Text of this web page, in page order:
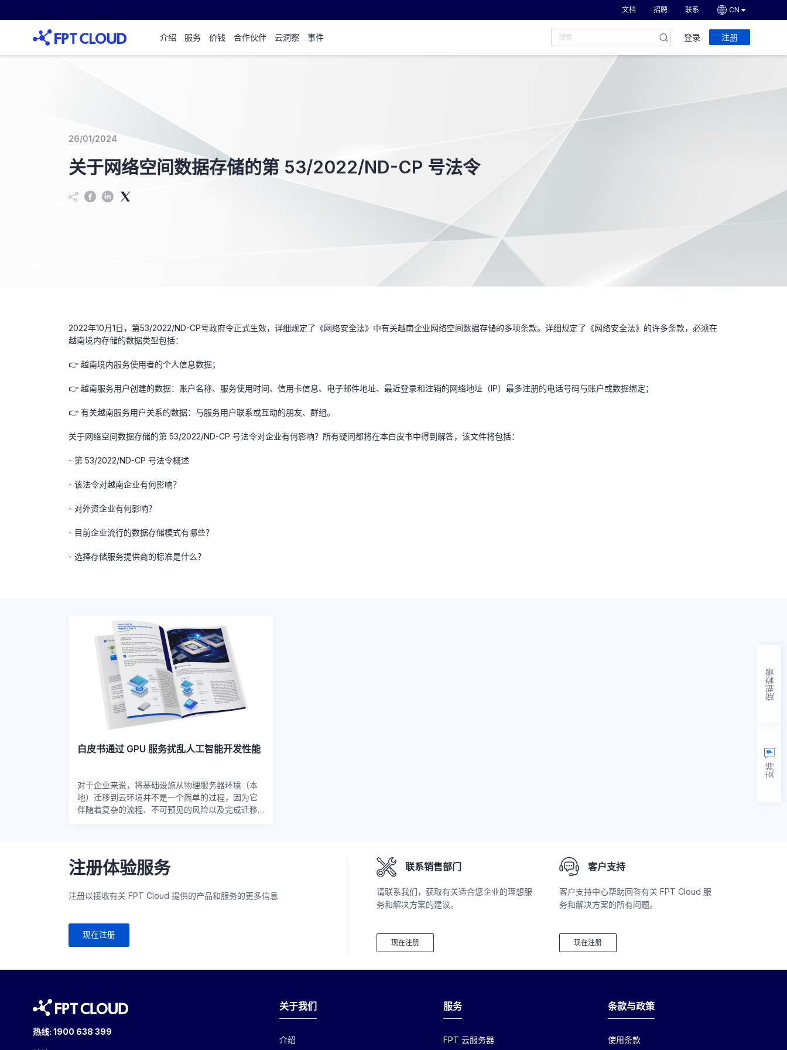
文档 招聘 联系 CN
介绍 服务 价钱 合作伙伴 云洞察 事件 登录 注册
26/01/2024
关于网络空间数据存储的第 53/2022/ND-CP 号法令
2022年10月1日，第53/2022/ND-CP号政府令正式生效，详细规定了《网络安全法》中有关越南企业网络空间数据存储的多项条款。详细规定了《网络安全法》的许多条款，必须在
越南境内存储的数据类型包括：
👉 越南境内服务使用者的个人信息数据；
👉 越南服务用户创建的数据：账户名称、服务使用时间、信用卡信息、电子邮件地址、最近登录和注销的网络地址（IP）最多注册的电话号码与账户或数据绑定；
👉 有关越南服务用户关系的数据：与服务用户联系或互动的朋友、群组。
关于网络空间数据存储的第 53/2022/ND-CP 号法令对企业有何影响？所有疑问都将在本白皮书中得到解答，该文件将包括：
- 第 53/2022/ND-CP 号法令概述
- 该法令对越南企业有何影响？
- 对外资企业有何影响？
- 目前企业流行的数据存储模式有哪些？
- 选择存储服务提供商的标准是什么？
白皮书通过 GPU 服务扰乱人工智能开发性能
对于企业来说，将基础设施从物理服务器环境（本
地）迁移到云环境并不是一个简单的过程，因为它
伴随着复杂的流程、不可预见的风险以及完成迁移
打造了《云计算基础设施转型策略手册》文档。本...
注册体验服务
注册以接收有关 FPT Cloud 提供的产品和服务的更多信息
现在注册
联系销售部门
请联系我们，获取有关适合您企业的理想服
务和解决方案的建议。
现在注册
客户支持
客户支持中心帮助回答有关 FPT Cloud 服
务和解决方案的所有问题。
现在注册
热线: 1900 638 399
关于我们
介绍
服务
FPT 云服务器
条款与政策
使用条款
支持
促销套餐